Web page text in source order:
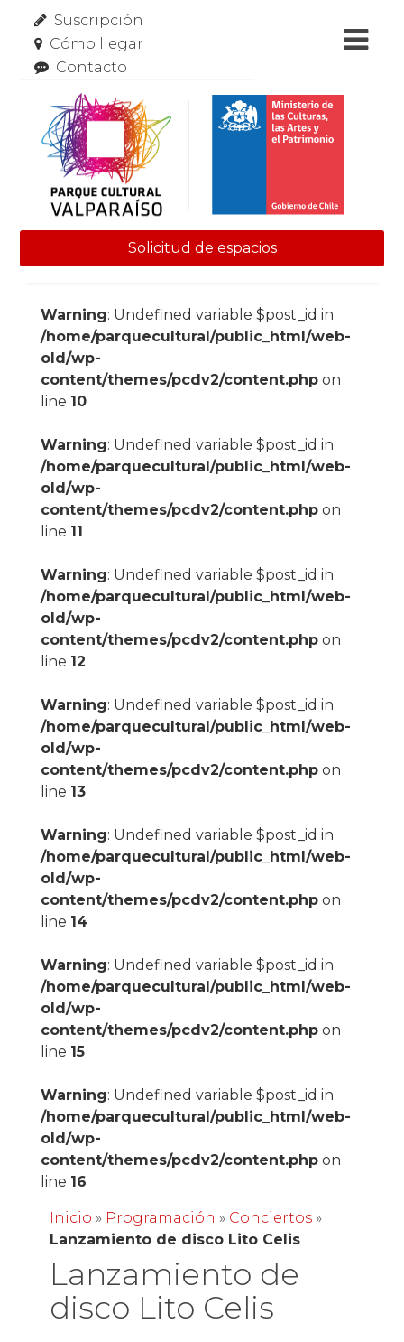
Suscripción
Cómo llegar
Contacto
Solicitud de espacios
Warning: Undefined variable $post_id in
/home/parquecultural/public_html/web-
old/wp-
content/themes/pcdv2/content.phpon
line 10
Warning: Undefined variable $post_id in
/home/parquecultural/public_html/web-
old/wp-
content/themes/pcdv2/content.phpon
line 11
Warning: Undefined variable $post_id in
/home/parquecultural/public_html/web-
old/wp-
content/themes/pcdv2/content.phpon
line 12
Warning: Undefined variable $post_id in
/home/parquecultural/public_html/web-
old/wp-
content/themes/pcdv2/content.phpon
line 13
Warning: Undefined variable $post_id in
/home/parquecultural/public_html/web-
old/wp-
content/themes/pcdv2/content.phpon
line 14
Warning: Undefined variable $post_id in
/home/parquecultural/public_html/web-
old/wp-
content/themes/pcdv2/content.phpon
line 15
Warning: Undefined variable $post_id in
/home/parquecultural/public_html/web-
old/wp-
content/themes/pcdv2/content.phpon
line 16
Inicio » Programación » Conciertos»
Lanzamiento de disco Lito Celis
Lanzamiento de
disco Lito Celis